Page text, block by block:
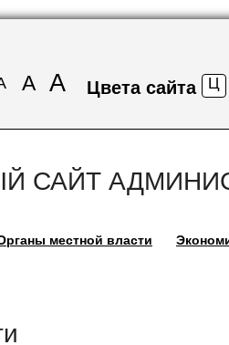
А А Цвета сайта Ц
САЙТ
местной власти